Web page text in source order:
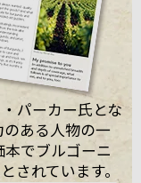
パーカー氏とな
ある人物の一
でブルゴーニ
されています。